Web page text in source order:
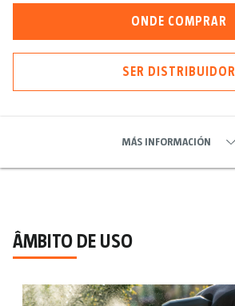
ONDE COMPRAR
SER DISTRIBUIDOR
MÁS INFORMACIÓN
ÂMBITO DE USO